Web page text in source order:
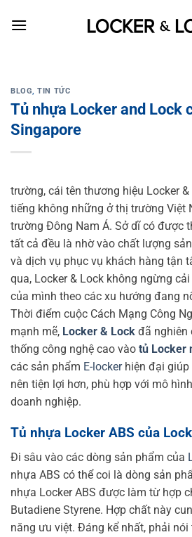
BLOG,TIN TỨC
Tủ nhựa Locker and Lock
Singapore
trường, cái tên thương hiệu Locker
tiếng không những ở thị trường Việt
trường Đông Nam Á. Sở dĩ có được
tất cả đều là nhờ vào chất lượng
và dịch vụ phục vụ khách hàng tận
qua, Locker & Lock không ngừng
của mình theo các xu hướng đang
Thời điểm cuộc Cách Mạng Công
mạnh mẽ, Locker & Lock đã nghiên
thống công nghệ cao vào tủ Locker
các sản phẩm E-lockerhiện đại giúp
nên tiện lợi hơn, phù hợp với mô
doanh nghiệp.
Tủ nhựa Locker ABS của
Đi sâu vào các dòng sản phẩm của
nhựa ABS có thể coi là dòng sản
nhựa Locker ABS được làm từ hợp
Butadiene Styrene. Hợp chất này
năng ưu việt. Đáng kể nhất, phải